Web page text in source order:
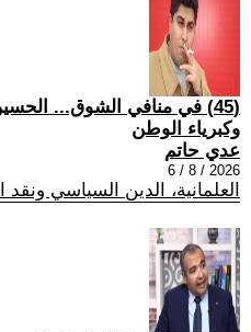
(45) في منافي الشوق...
وكبرياء الوطن
عدي حاتم
2026 / 8 / 6
العلمانية، الدين السياسي ونقد